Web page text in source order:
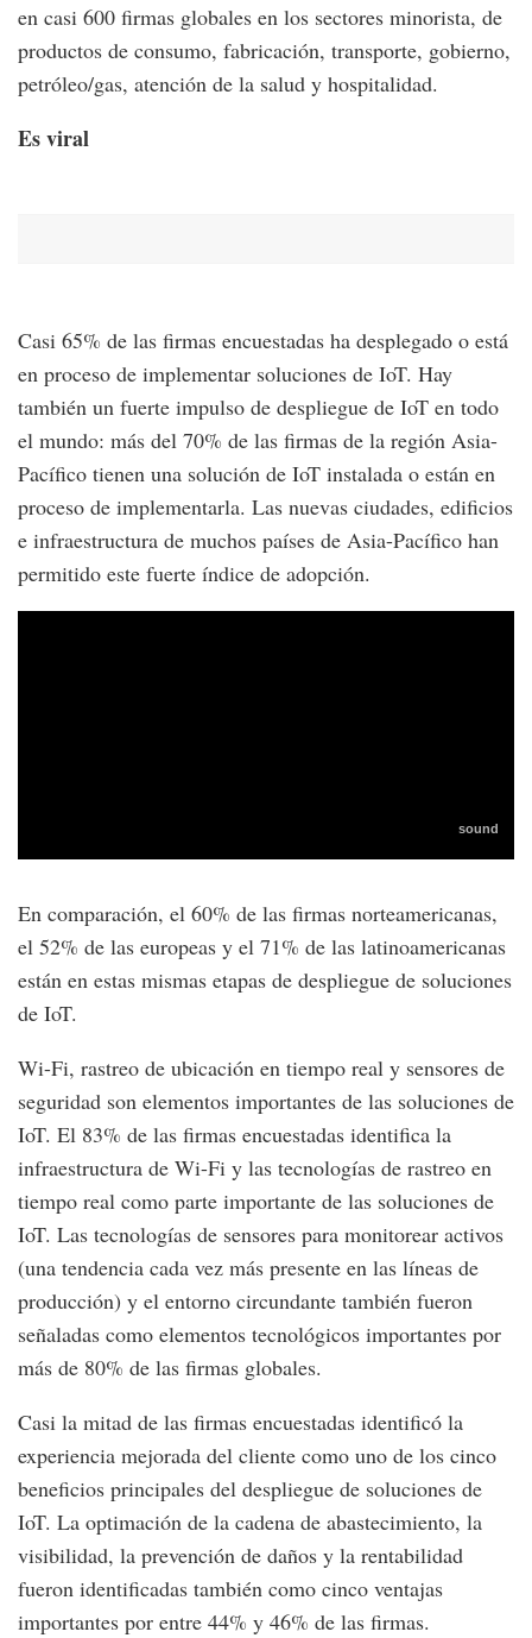
en casi 600 firmas globales en los sectores minorista, de
productos de consumo, fabricación, transporte, gobierno,
petróleo/gas, atención de la salud y hospitalidad.
Es viral
Casi 65% de las firmas encuestadas ha desplegado o está
en proceso de implementar soluciones de IoT. Hay
también un fuerte impulso de despliegue de IoT en todo
el mundo: más del 70% de las firmas de la región Asia-
Pacífico tienen una solución de IoT instalada o están en
proceso de implementarla. Las nuevas ciudades, edificios
e infraestructura de muchos países de Asia-Pacífico han
permitido este fuerte índice de adopción.
En comparación, el 60% de las firmas norteamericanas,
el 52% de las europeas y el 71% de las latinoamericanas
están en estas mismas etapas de despliegue de soluciones
de IoT.
Wi-Fi, rastreo de ubicación en tiempo real y sensores de
seguridad son elementos importantes de las soluciones de
IoT. El 83% de las firmas encuestadas identifica la
infraestructura de Wi-Fi y las tecnologías de rastreo en
tiempo real como parte importante de las soluciones de
IoT. Las tecnologías de sensores para monitorear activos
(una tendencia cada vez más presente en las líneas de
producción) y el entorno circundante también fueron
señaladas como elementos tecnológicos importantes por
más de 80% de las firmas globales.
Casi la mitad de las firmas encuestadas identificó la
experiencia mejorada del cliente como uno de los cinco
beneficios principales del despliegue de soluciones de
IoT. La optimación de la cadena de abastecimiento, la
visibilidad, la prevención de daños y la rentabilidad
fueron identificadas también como cinco ventajas
importantes por entre 44% y 46% de las firmas.